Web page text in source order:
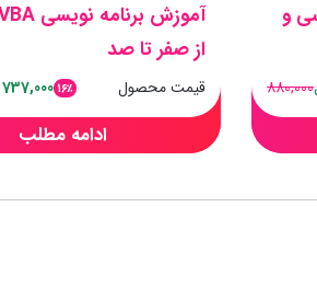
و
880,000
از صفر تا صد
قیمت محصول 16٪ 737,000
ادامه مطلب